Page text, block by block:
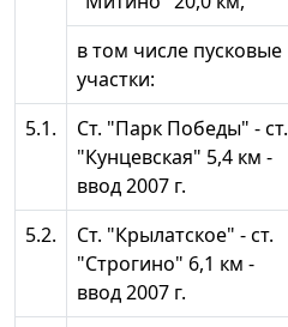
в том числе пусковые
участки:
5.1.
Ст. "Парк Победы" - ст.
"Кунцевская" 5,4 км -
ввод 2007 г.
5.2.
Ст. "Крылатское" - ст.
"Строгино" 6,1 км -
ввод 2007 г.